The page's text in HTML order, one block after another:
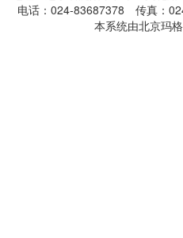
电话：024-83687378 传真：
本系统由北京玛